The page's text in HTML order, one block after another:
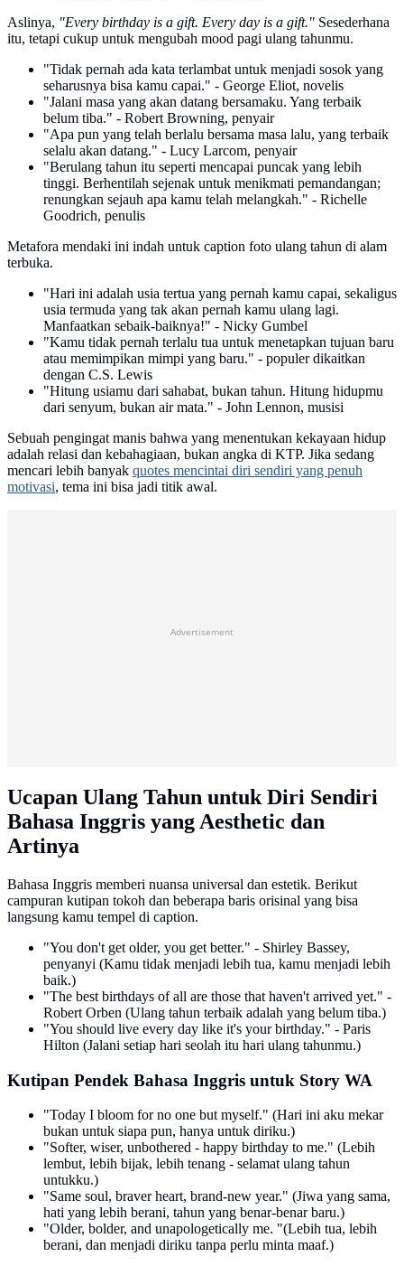
Aslinya, "Every birthday is a gift. Every day is a gift." Sesederhana
itu, tetapi cukup untuk mengubah mood pagi ulang tahunmu.
"Tidak pernah ada kata terlambat untuk menjadi sosok yang
seharusnya bisa kamu capai." - George Eliot, novelis
"Jalani masa yang akan datang bersamaku. Yang terbaik
belum tiba." - Robert Browning, penyair
"Apa pun yang telah berlalu bersama masa lalu, yang terbaik
selalu akan datang." - Lucy Larcom, penyair
"Berulang tahun itu seperti mencapai puncak yang lebih
tinggi. Berhentilah sejenak untuk menikmati pemandangan;
renungkan sejauh apa kamu telah melangkah." - Richelle
Goodrich, penulis
Metafora mendaki ini indah untuk caption foto ulang tahun di alam
terbuka.
"Hari ini adalah usia tertua yang pernah kamu capai, sekaligus
usia termuda yang tak akan pernah kamu ulang lagi.
Manfaatkan sebaik-baiknya!" - Nicky Gumbel
"Kamu tidak pernah terlalu tua untuk menetapkan tujuan baru
atau memimpikan mimpi yang baru." - populer dikaitkan
dengan C.S. Lewis
"Hitung usiamu dari sahabat, bukan tahun. Hitung hidupmu
dari senyum, bukan air mata." - John Lennon, musisi
Sebuah pengingat manis bahwa yang menentukan kekayaan hidup
adalah relasi dan kebahagiaan, bukan angka di KTP. Jika sedang
mencari lebih banyak quotes mencintai diri sendiri yang penuh
motivasi, tema ini bisa jadi titik awal.
Advertisement
Ucapan Ulang Tahun untuk Diri Sendiri
Bahasa Inggris yang Aesthetic dan
Artinya
Bahasa Inggris memberi nuansa universal dan estetik. Berikut
campuran kutipan tokoh dan beberapa baris orisinal yang bisa
langsung kamu tempel di caption.
"You don't get older, you get better." - Shirley Bassey,
penyanyi (Kamu tidak menjadi lebih tua, kamu menjadi lebih
baik.)
"The best birthdays of all are those that haven't arrived yet." -
Robert Orben (Ulang tahun terbaik adalah yang belum tiba.)
"You should live every day like it's your birthday." - Paris
Hilton (Jalani setiap hari seolah itu hari ulang tahunmu.)
Kutipan Pendek Bahasa Inggris untuk Story WA
"Today I bloom for no one but myself." (Hari ini aku mekar
bukan untuk siapa pun, hanya untuk diriku.)
"Softer, wiser, unbothered - happy birthday to me." (Lebih
lembut, lebih bijak, lebih tenang - selamat ulang tahun
untukku.)
"Same soul, braver heart, brand-new year." (Jiwa yang sama,
hati yang lebih berani, tahun yang benar-benar baru.)
"Older, bolder, and unapologetically me. "(Lebih tua, lebih
berani, dan menjadi diriku tanpa perlu minta maaf.)